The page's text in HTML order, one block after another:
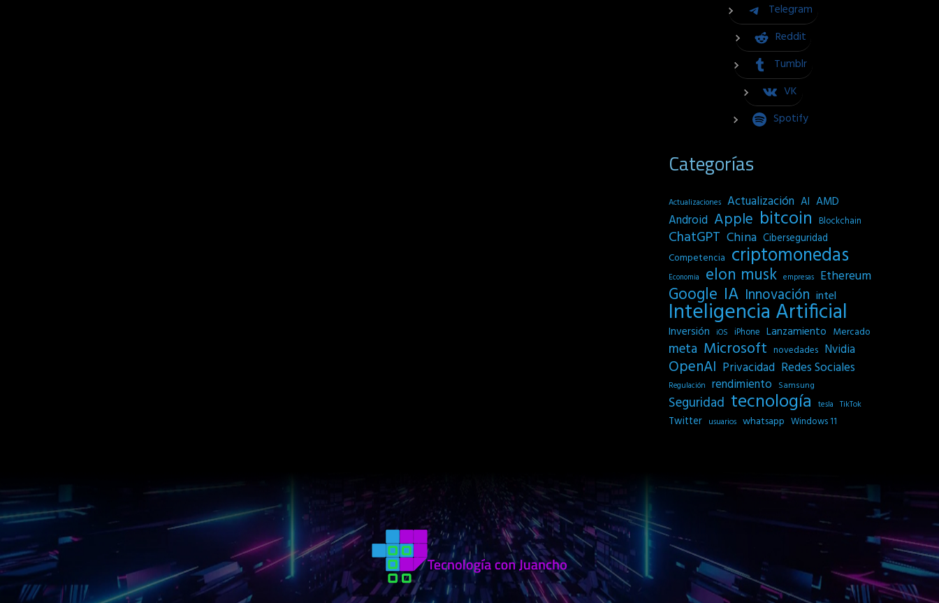
Telegram
Reddit
Tumblr
VK
Spotify
Categorías
Actualizaciones Actualización AI AMD
Android Apple bitcoin Blockchain
ChatGPT China Ciberseguridad
Competencia criptomonedas
Economia elon musk empresas Ethereum
Google IA Innovación intel
Inteligencia Artificial
Inversión iOS iPhone Lanzamiento Mercado
meta Microsoft novedades Nvidia
OpenAI Privacidad Redes Sociales
Regulación rendimiento Samsung
Seguridad tecnología tesla TikTok
Twitter usuarios whatsapp Windows 11